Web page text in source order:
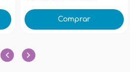
Comprar